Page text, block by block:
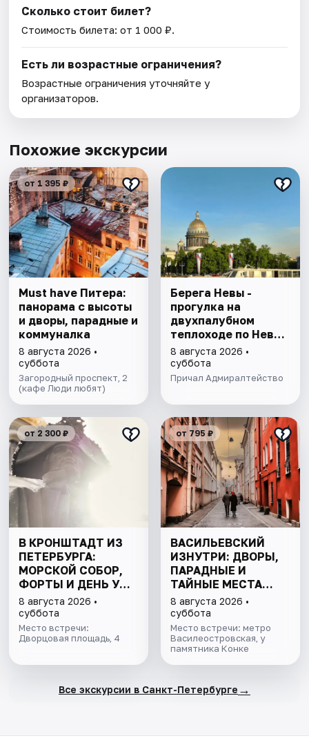
Сколько стоит билет?
Стоимость билета: от 1 000 ₽.
Есть ли возрастные ограничения?
Возрастные ограничения уточняйте у
организаторов.
Похожие экскурсии
от 1 395 ₽
Must have Питера:
панорама с высоты
и дворы, парадные и
коммуналка
8 августа 2026 •
суббота
Загородный проспект, 2
(кафе Люди любят)
Берега Невы -
прогулка на
двухпалубном
теплоходе по Неве
с подходом к
Финскому заливу
8 августа 2026 •
суббота
Причал Адмиралтейство
от 2 300 ₽
В КРОНШТАДТ ИЗ
ПЕТЕРБУРГА:
МОРСКОЙ СОБОР,
ФОРТЫ И ДЕНЬ У
ФИНСКОГО ЗАЛИВА.
ВСЁ ВКЛЮЧЕНО
8 августа 2026 •
суббота
Место встречи:
Дворцовая площадь, 4
от 795 ₽
ВАСИЛЬЕВСКИЙ
ИЗНУТРИ: ДВОРЫ,
ПАРАДНЫЕ И
ТАЙНЫЕ МЕСТА
ОСТРОВА
8 августа 2026 •
суббота
Место встречи: метро
Василеостровская, у
памятника Конке
Все экскурсии в Санкт-Петербурге →